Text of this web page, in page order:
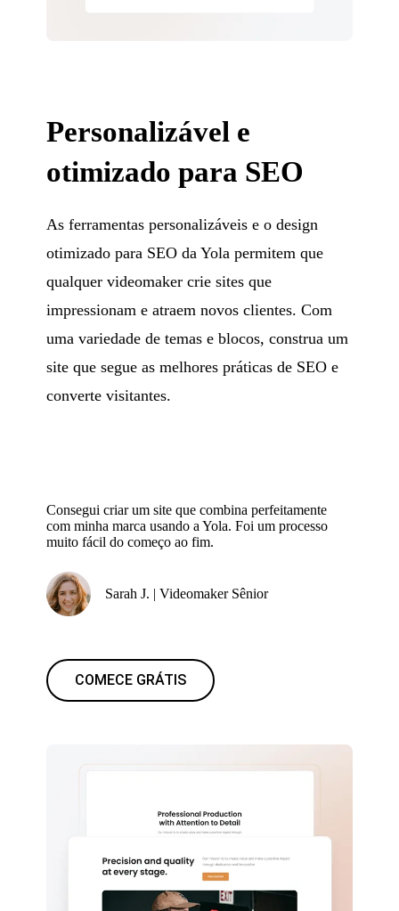
Personalizável e
otimizado para SEO
As ferramentas personalizáveis e o design
otimizado para SEO da Yola permitem que
qualquer videomaker crie sites que
impressionam e atraem novos clientes. Com
uma variedade de temas e blocos, construa um
site que segue as melhores práticas de SEO e
converte visitantes.
Consegui criar um site que combina perfeitamente
com minha marca usando a Yola. Foi um processo
muito fácil do começo ao fim.
Sarah J. | Videomaker Sênior
COMECE GRÁTIS